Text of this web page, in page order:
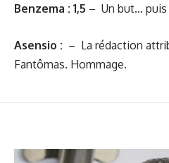
Benzema : 1,5 – Un but... puis
Asensio : – La rédaction
Fantômas. Hommage.